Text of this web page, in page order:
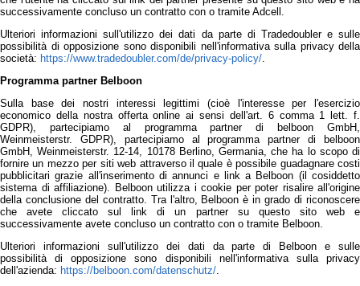
successivamente concluso un contratto con o tramite Adcell.
Ulteriori informazioni sull'utilizzo dei dati da parte di Tradedoubler e sulle
possibilità di opposizione sono disponibili nell'informativa sulla privacy della
società: https://www.tradedoubler.com/de/privacy-policy/.
Programma partner Belboon
Sulla base dei nostri interessi legittimi (cioè l'interesse per l'esercizio
economico della nostra offerta online ai sensi dell'art. 6 comma 1 lett. f.
GDPR), partecipiamo al programma partner di belboon GmbH,
Weinmeisterstr. GDPR), partecipiamo al programma partner di belboon
GmbH, Weinmeisterstr. 12-14, 10178 Berlino, Germania, che ha lo scopo di
fornire un mezzo per siti web attraverso il quale è possibile guadagnare costi
pubblicitari grazie all'inserimento di annunci e link a Belboon (il cosiddetto
sistema di affiliazione). Belboon utilizza i cookie per poter risalire all'origine
della conclusione del contratto. Tra l'altro, Belboon è in grado di riconoscere
che avete cliccato sul link di un partner su questo sito web e
successivamente avete concluso un contratto con o tramite Belboon.
Ulteriori informazioni sull'utilizzo dei dati da parte di Belboon e sulle
possibilità di opposizione sono disponibili nell'informativa sulla privacy
dell'azienda: https://belboon.com/datenschutz/.